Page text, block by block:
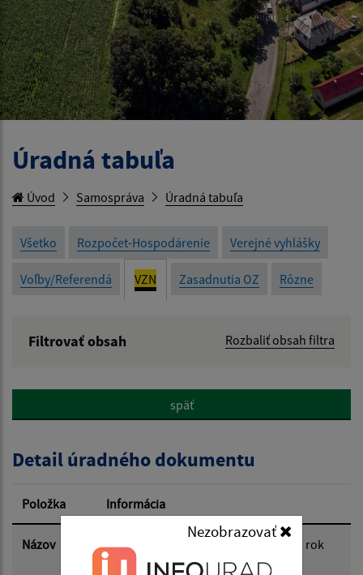
Nezobrazovať
Úradná tabuľa
Úvod Samospráva Úradná tabuľa
Všetko Rozpočet-Hospodárenie Verejné vyhlášky
Voľby/Referendá VZN Zasadnutia OZ Rôzne
Filtrovať obsah Rozbaliť obsah filtra
Popis:
Dátum zverejnenia od:
Dátum zverejnenia do:
späť
Detail úradného dokumentu
Položka Informácia
Názov
Návrh VZN o dani z nehnuteľností na rok
2026